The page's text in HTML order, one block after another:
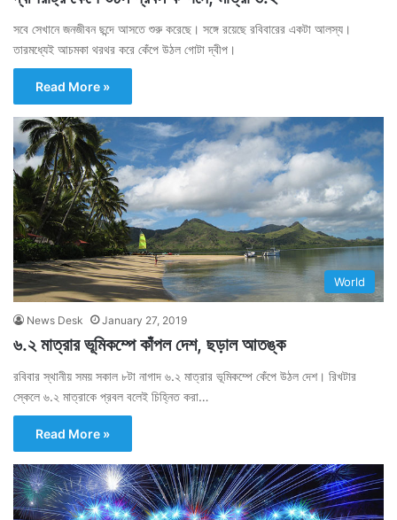
সবে সেখানে জনজীবন ছন্দে আসতে শুরু করেছে। সঙ্গে রয়েছে রবিবারের একটা আলস্য।
তারমধ্যেই আচমকা থরথর করে কেঁপে উঠল গোটা দ্বীপ।
Read More »
World
News Desk January 27, 2019
৬.২ মাত্রার ভূমিকম্পে কাঁপল দেশ, ছড়াল আতঙ্ক
রবিবার স্থানীয় সময় সকাল ৮টা নাগাদ ৬.২ মাত্রার ভূমিকম্পে কেঁপে উঠল দেশ। রিখটার
স্কেলে ৬.২ মাত্রাকে প্রবল বলেই চিহ্নিত করা…
Read More »